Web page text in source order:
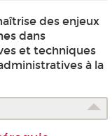
des enjeux
dans
et techniques
à la